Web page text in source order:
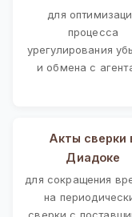
для
процесса
урегулирования
и обмена с
Акты сверки
Диадоке
для сокращения
на